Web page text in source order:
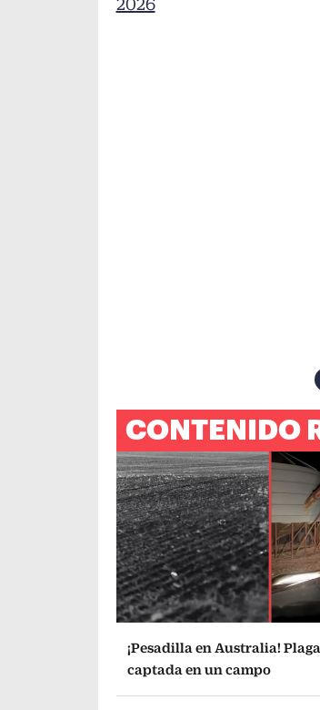
2026
CONTENIDO
¡Pesadilla en Australia!
captada en un campo